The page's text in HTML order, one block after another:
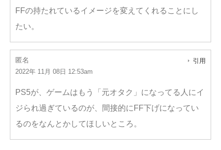
FFの持たれているイメージを変えてくれることにし
たい。
匿名
2022年 11月 08日 12:53am
引用
PS5が、ゲームはもう「元オタク」になってる人にイ
ジられ過ぎているのが、間接的にFF下げになってい
るのをなんとかしてほしいところ。